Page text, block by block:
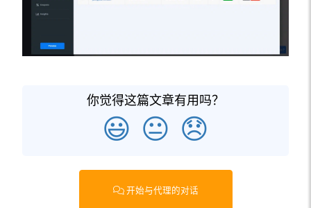
你觉得这篇文章有用吗？
😃 😐 😞
开始与代理的对话